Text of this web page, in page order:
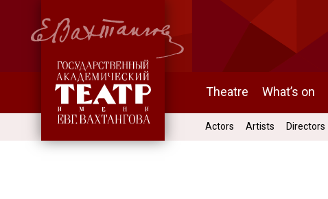
Theatre What’s on
Actors Artists Directors